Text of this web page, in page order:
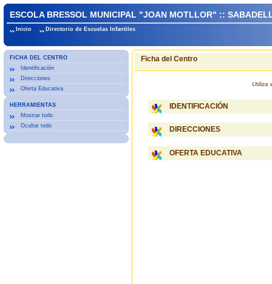
ESCOLA BRESSOL MUNICIPAL "JOAN MOTLLOR" ::
Inicio Directorio de Escuelas Infantiles
FICHA DEL CENTRO
Identificación
Direcciones
Oferta Educativa
HERRAMIENTAS
Mostrar todo
Ocultar todo
Ficha del Centro
Utiliza
IDENTIFICACIÓN
DIRECCIONES
OFERTA EDUCATIVA